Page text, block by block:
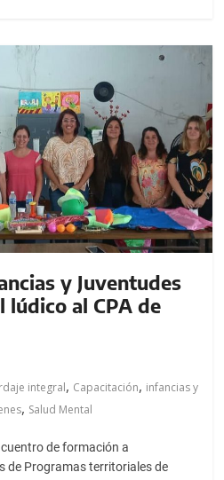
y Juventudes
al CPA de
integral, Capacitación, infancias y
, Salud Mental
de formación a
de Programas territoriales de